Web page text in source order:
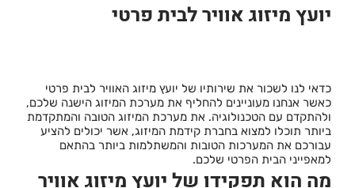
יועץ מיזוג אוויר לבית פרטי
כדאי לנו לשכור את שירותיו של יועץ מיזוג האוויר לבית פרטי
כאשר אנחנו מעוניינים להחליף את מערכת המיזוג הישנה שלכם,
ולהתקדם עם הטכנולוגיה. את מערכת המיזוג הטובה והמתקדמת
ביותר תוכלו למצוא בחברת קידמת המיזוג, אשר יכולים להציע
עבורכם את המערכות הטובות והמשתלמות ביותר בהתאם
למאפייני הבית הפרטי שלכם.
מה הוא תפקידו של יועץ מיזוג אוויר